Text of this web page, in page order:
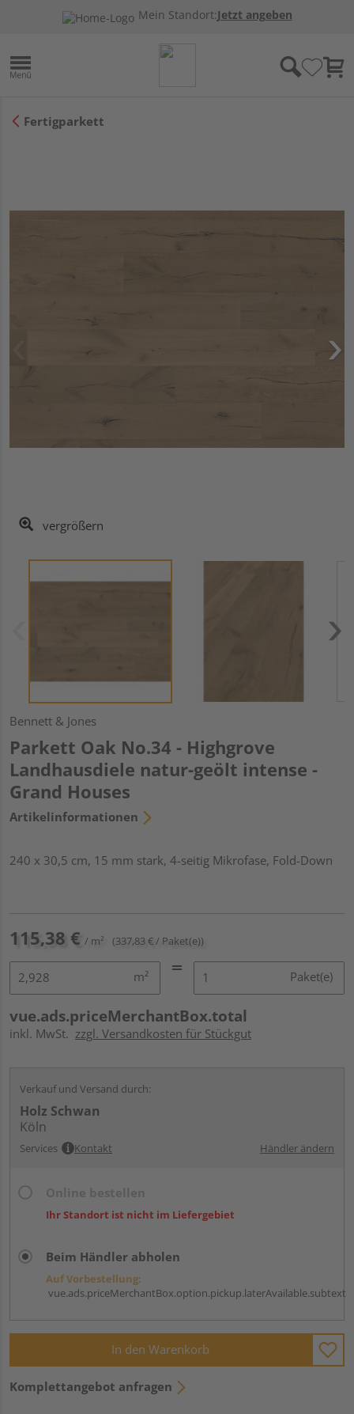
Mein Standort:Jetzt angeben
Fertigparkett
vergrößern
Bennett & Jones
Parkett Oak No.34 - Highgrove
Landhausdiele natur-geölt intense -
Grand Houses
Artikelinformationen
240 x 30,5 cm, 15 mm stark, 4-seitig Mikrofase, Fold-Down
115,38 € / m² (337,83 € / Paket(e))
m² Paket(e)
vue.ads.priceMerchantBox.total
inkl. MwSt. zzgl. Versandkosten für Stückgut
Verkauf und Versand durch:
Holz Schwan
Köln
Services Kontakt Händler ändern
Ihr Standort ist nicht im Liefergebiet
Beim Händler abholen
Auf Vorbestellung:
vue.ads.priceMerchantBox.option.pickup.laterAvailable.subtext
In den Warenkorb
Komplettangebot anfragen